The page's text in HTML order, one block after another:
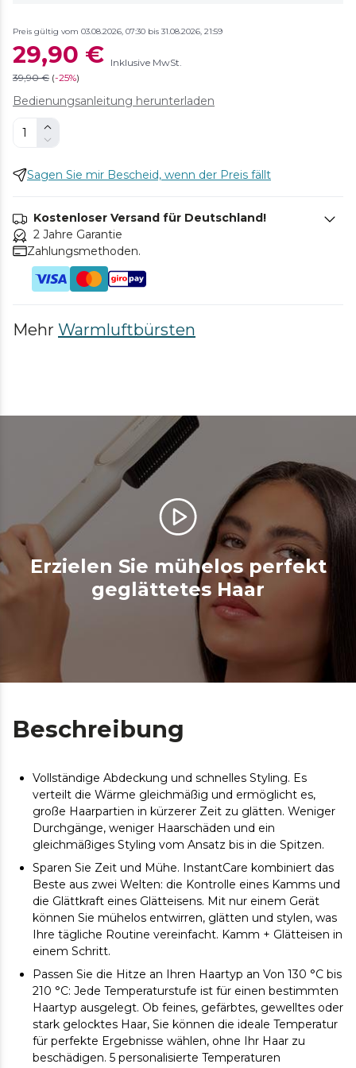
Preis gültig vom 03.08.2026, 07:30 bis 31.08.2026, 21:59
29,90 € Inklusive MwSt.
39,90 € (-25%)
Bedienungsanleitung herunterladen
Sagen Sie mir Bescheid, wenn der Preis fällt
Kostenloser Versand für Deutschland!
2 Jahre Garantie
Zahlungsmethoden.
Mehr Warmluftbürsten
Erzielen Sie mühelos perfekt
geglättetes Haar
Beschreibung
Vollständige Abdeckung und schnelles Styling. Es
verteilt die Wärme gleichmäßig und ermöglicht es,
große Haarpartien in kürzerer Zeit zu glätten. Weniger
Durchgänge, weniger Haarschäden und ein
gleichmäßiges Styling vom Ansatz bis in die Spitzen.
Sparen Sie Zeit und Mühe. InstantCare kombiniert das
Beste aus zwei Welten: die Kontrolle eines Kamms und
die Glättkraft eines Glätteisens. Mit nur einem Gerät
können Sie mühelos entwirren, glätten und stylen, was
Ihre tägliche Routine vereinfacht. Kamm + Glätteisen in
einem Schritt.
Passen Sie die Hitze an Ihren Haartyp an Von 130 °C bis
210 °C: Jede Temperaturstufe ist für einen bestimmten
Haartyp ausgelegt. Ob feines, gefärbtes, gewelltes oder
stark gelocktes Haar, Sie können die ideale Temperatur
für perfekte Ergebnisse wählen, ohne Ihr Haar zu
beschädigen. 5 personalisierte Temperaturen